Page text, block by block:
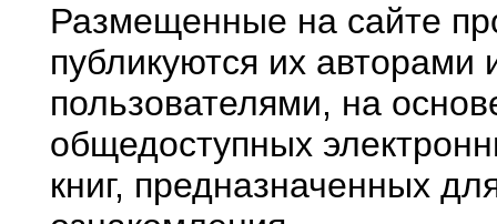
Размещенные на сайте
публикуются их авторами
пользователями, на
общедоступных
книг, предназначенных